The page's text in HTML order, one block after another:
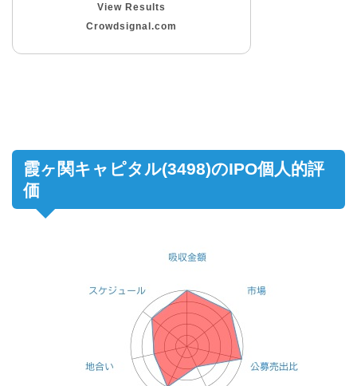
View Results
Crowdsignal.com
霞ヶ関キャピタル(3498)のIPO個人的評
価